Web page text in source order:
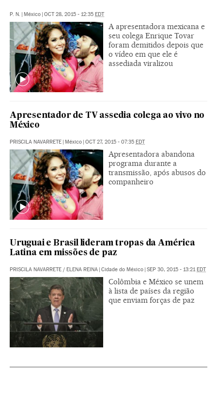
P. N. | México | OCT 28, 2015 - 12:35 EDT
A apresentadora mexicana e
seu colega Enrique Tovar
foram demitidos depois que
o vídeo em que ele é
assediada viralizou
Apresentador de TV assedia colega ao vivo no
México
PRISCILA NAVARRETE | México | OCT 27, 2015 - 07:35 EDT
Apresentadora abandona
programa durante a
transmissão, após abusos do
companheiro
Uruguai e Brasil lideram tropas da América
Latina em missões de paz
PRISCILA NAVARRETE / ELENA REINA | Cidade do México | SEP 30, 2015 - 13:21EDT
Colômbia e México se unem
à lista de países da região
que enviam forças de paz